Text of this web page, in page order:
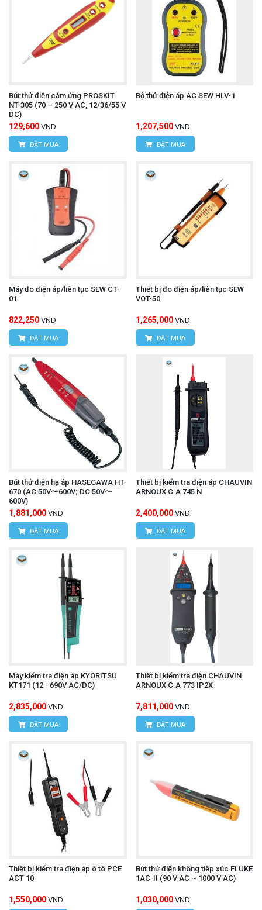
Bút thử điện cảm ứng PROSKIT
NT-305 (70 – 250 V AC, 12/36/55 V
DC)
129,600 VND
ĐẶT MUA
Bộ thử điện áp AC SEW HLV-1
1,207,500 VND
ĐẶT MUA
Máy đo điện áp/liên tục SEW CT-
01
822,250 VND
ĐẶT MUA
Thiết bị đo điện áp/liên tục SEW
VOT-50
1,265,000 VND
ĐẶT MUA
Bút thử điện hạ áp HASEGAWA HT-
670 (AC 50V〜600V; DC 50V〜
600V)
1,881,000 VND
ĐẶT MUA
Thiết bị kiểm tra điện áp CHAUVIN
ARNOUX C.A 745 N
2,400,000 VND
ĐẶT MUA
Máy kiểm tra điện áp KYORITSU
KT171 (12 - 690V AC/DC)
2,835,000 VND
ĐẶT MUA
Thiết bị kiểm tra điện CHAUVIN
ARNOUX C.A 773 IP2X
7,811,000 VND
ĐẶT MUA
Thiết bị kiểm tra điện áp ô tô PCE
ACT 10
1,550,000 VND
Bút thử điện không tiếp xúc FLUKE
1AC-II (90 V AC ~ 1000 V AC)
1,030,000 VND